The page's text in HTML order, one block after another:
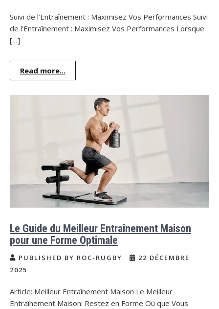
Suivi de l’Entraînement : Maximisez Vos Performances Suivi
de l’Entraînement : Maximisez Vos Performances Lorsque
[…]
Read more...
Le Guide du Meilleur Entraînement Maison
pour une Forme Optimale
PUBLISHED BY ROC-RUGBY
22 DÉCEMBRE
2025
Article: Meilleur Entraînement Maison Le Meilleur
Entraînement Maison: Restez en Forme Où que Vous